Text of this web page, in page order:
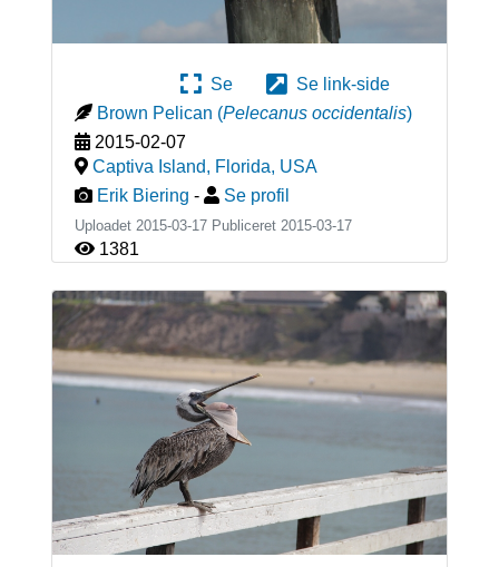
Se
Se link-side
Brown Pelican (Pelecanus occidentalis)
2015-02-07
Captiva Island, Florida, USA
Erik Biering - Se profil
Uploadet 2015-03-17 Publiceret 2015-03-17
1381